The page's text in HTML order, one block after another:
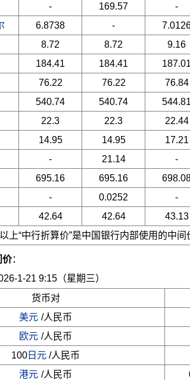
- 169.57 -
6.8738 -
8.72 8.72 9.16
184.41 184.41 187.01
76.22 76.22 76.84
540.74 540.74 544.81
22.3 22.3 22.44
14.95 14.95 17.21
- 21.14 -
695.16 695.16
- 0.0252 -
42.64 42.64 43.13
上“中行折算价”是中国银行内部使用的中间
价：
1-21 9:15（星期三）
货币对
美元 /人民币
欧元 /人民币
100日元 /人民币
港元 /人民币